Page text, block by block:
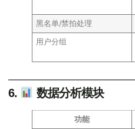
黑名单/禁拍处理
用户分组
6. 数据分析模块
功能